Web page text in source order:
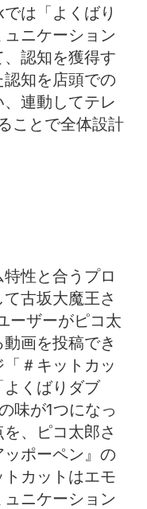
は「よくばり
ニケーション
認知を獲得す
知を店頭での
連動してテレ
ことで全体設計
性と合うプロ
古坂大魔王さ
ーザーがピコ太
画を投稿でき
＃キットカッ
よくばりダブ
味が1つになっ
、ピコ太郎さ
ポーペン』の
カットはエモ
ニケーション